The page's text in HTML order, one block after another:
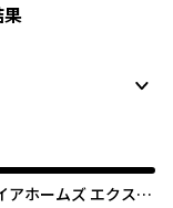
アホームズ エクスロ